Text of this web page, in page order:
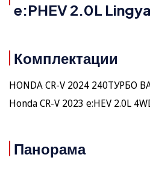
e:PHEV 2.0L
Комплектации
HONDA CR-V 2024 240ТУРБО
Honda CR-V 2023 e:HEV 2.0L
Панорама